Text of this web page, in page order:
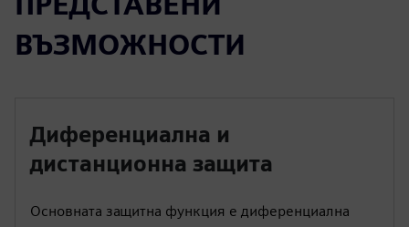
ВЪЗМОЖНОСТИ
Диференциална и
дистанционна защита
Основната защитна функция е диференциална